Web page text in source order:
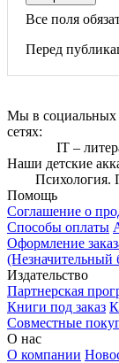
Все поля
Перед
Мы в социальных
сетях:
IT –
Наши детские
Психология.
Помощь
Соглашение о
Способы оплаты
Оформление
(Незначительный
Издательство
Партнерская
Книги под заказ
Совместные
О нас
О компании